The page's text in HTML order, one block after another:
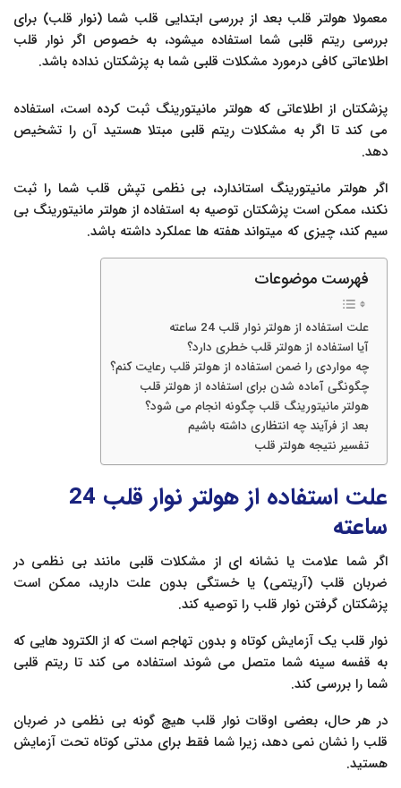
معمولا هولتر قلب بعد از بررسی ابتدایی قلب شما (نوار قلب) برای
بررسی ریتم قلبی شما استفاده میشود، به خصوص اگر نوار قلب
اطلاعاتی کافی درمورد مشکلات قلبی شما به پزشکتان نداده باشد.
پزشکتان از اطلاعاتی که هولتر مانیتورینگ ثبت کرده است، استفاده
می کند تا اگر به مشکلات ریتم قلبی مبتلا هستید آن را تشخیص
دهد.
اگر هولتر مانیتورینگ استاندارد، بی نظمی تپش قلب شما را ثبت
نکند، ممکن است پزشکتان توصیه به استفاده از هولتر مانیتورینگ بی
سیم کند، چیزی که میتواند هفته ها عملکرد داشته باشد.
فهرست موضوعات
علت استفاده از هولتر نوار قلب 24 ساعته
آیا استفاده از هولتر قلب خطری دارد؟
چه مواردی را ضمن استفاده از هولتر قلب رعایت کنم؟
چگونگی آماده شدن برای استفاده از هولتر قلب
هولتر مانیتورینگ قلب چگونه انجام می شود؟
بعد از فرآیند چه انتظاری داشته باشیم
تفسیر نتیجه هولتر قلب
علت استفاده از هولتر نوار قلب 24
ساعته
اگر شما علامت یا نشانه ای از مشکلات قلبی مانند بی نظمی در
ضربان قلب (آریتمی) یا خستگی بدون علت دارید، ممکن است
پزشکتان گرفتن نوار قلب را توصیه کند.
نوار قلب یک آزمایش کوتاه و بدون تهاجم است که از الکترود هایی که
به قفسه سینه شما متصل می شوند استفاده می کند تا ریتم قلبی
شما را بررسی کند.
در هر حال، بعضی اوقات نوار قلب هیچ گونه بی نظمی در ضربان
قلب را نشان نمی دهد، زیرا شما فقط برای مدتی کوتاه تحت آزمایش
هستید.